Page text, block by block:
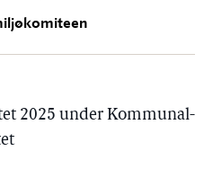
2025 under Kommunal-